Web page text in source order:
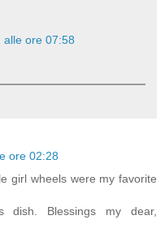
alle ore 07:58
ore 02:28
girl wheels were my favorite
dish. Blessings my dear,